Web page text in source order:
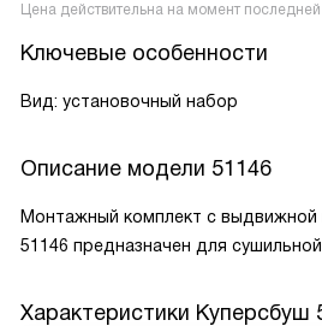
Цена действительна на момент
Ключевые особенности
Вид: установочный набор
Описание модели 51146
Монтажный комплект с выдвижной
51146 предназначен для
Характеристики Куперсбуш